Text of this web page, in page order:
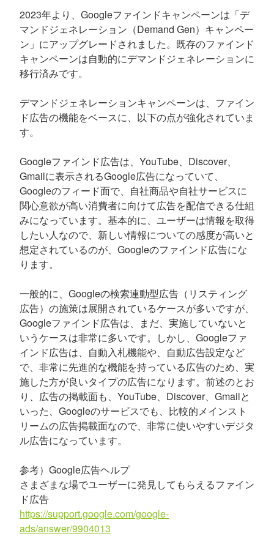
2023年より、Googleファインドキャンペーンは「デ
マンドジェネレーション（Demand Gen）キャンペー
ン」にアップグレードされました。既存のファインド
キャンペーンは自動的にデマンドジェネレーションに
移行済みです。
デマンドジェネレーションキャンペーンは、ファイン
ド広告の機能をベースに、以下の点が強化されていま
す。
Googleファインド広告は、YouTube、Discover、
Gmailに表示されるGoogle広告になっていて、
Googleのフィード面で、自社商品や自社サービスに
関心意欲が高い消費者に向けて広告を配信できる仕組
みになっています。基本的に、ユーザーは情報を取得
したい人なので、新しい情報についての感度が高いと
想定されているのが、Googleのファインド広告にな
ります。
一般的に、Googleの検索連動型広告（リスティング
広告）の施策は展開されているケースが多いですが、
Googleファインド広告は、まだ、実施していないと
いうケースは非常に多いです。しかし、Googleファ
インド広告は、自動入札機能や、自動広告設定など
で、非常に先進的な機能を持っている広告のため、実
施した方が良いタイプの広告になります。前述のとお
り、広告の掲載面も、YouTube、Discover、Gmailと
いった、Googleのサービスでも、比較的メインスト
リームの広告掲載面なので、非常に使いやすいデジタ
ル広告になっています。
参考）Google広告ヘルプ
さまざまな場でユーザーに発見してもらえるファイン
ド広告
https://support.google.com/google-
ads/answer/9904013